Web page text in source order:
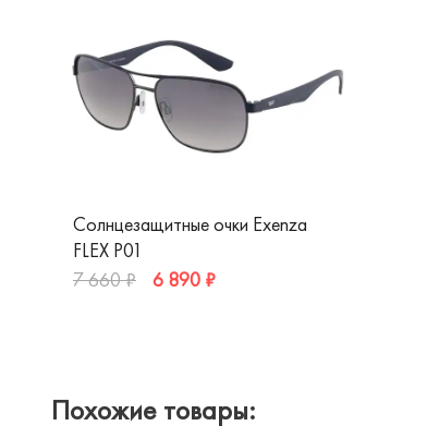
Солнцезащитные очки Exenza
FLEX P01
7 660 ₽
6 890 ₽
Похожие товары: